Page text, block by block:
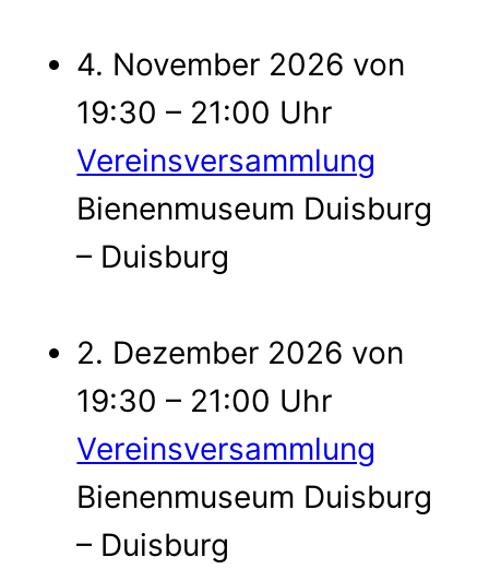
4. November 2026 von
19:30 – 21:00 Uhr
Vereinsversammlung
Bienenmuseum Duisburg
– Duisburg
2. Dezember 2026 von
19:30 – 21:00 Uhr
Vereinsversammlung
Bienenmuseum Duisburg
– Duisburg